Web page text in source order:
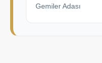
Gemiler Adası